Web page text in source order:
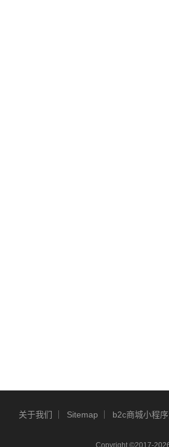
关于我们 Sitemap b2c商城小程
Copyright ©2017-